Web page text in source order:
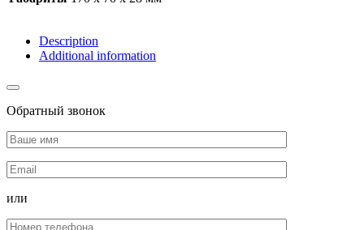
Description
Additional information
Обратный звонок
или